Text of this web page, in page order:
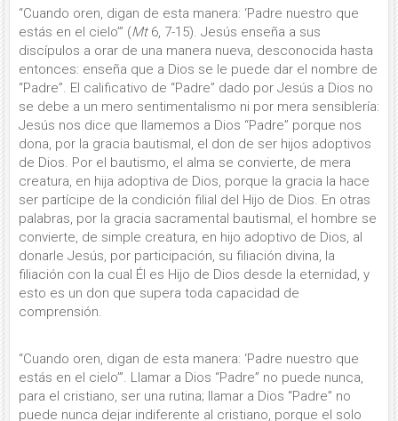
“Cuando oren, digan de esta manera: ‘Padre nuestro que
estás en el cielo’” (Mt6, 7-15). Jesús enseña a sus
discípulos a orar de una manera nueva, desconocida hasta
entonces: enseña que a Dios se le puede dar el nombre de
“Padre”. El calificativo de “Padre” dado por Jesús a Dios no
se debe a un mero sentimentalismo ni por mera sensiblería:
Jesús nos dice que llamemos a Dios “Padre” porque nos
dona, por la gracia bautismal, el don de ser hijos adoptivos
de Dios. Por el bautismo, el alma se convierte, de mera
creatura, en hija adoptiva de Dios, porque la gracia la hace
ser partícipe de la condición filial del Hijo de Dios. En otras
palabras, por la gracia sacramental bautismal, el hombre se
convierte, de simple creatura, en hijo adoptivo de Dios, al
donarle Jesús, por participación, su filiación divina, la
filiación con la cual Él es Hijo de Dios desde la eternidad, y
esto es un don que supera toda capacidad de
comprensión.
“Cuando oren, digan de esta manera: ‘Padre nuestro que
estás en el cielo’”. Llamar a Dios “Padre” no puede nunca,
para el cristiano, ser una rutina; llamar a Dios “Padre” no
puede nunca dejar indiferente al cristiano, porque el solo